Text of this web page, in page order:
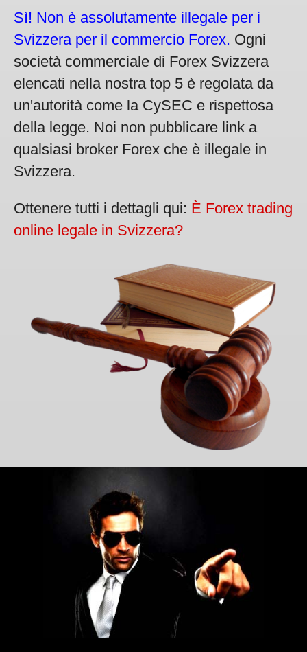
Sì! Non è assolutamente illegale per i
Svizzera per il commercio Forex. Ogni
società commerciale di Forex Svizzera
elencati nella nostra top 5 è regolata da
un'autorità come la CySEC e rispettosa
della legge. Noi non pubblicare link a
qualsiasi broker Forex che è illegale in
Svizzera.
Ottenere tutti i dettagli qui: È Forex trading
online legale in Svizzera?